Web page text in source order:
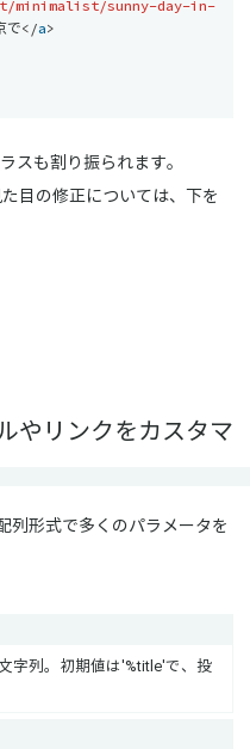
sunny-day-in-
で</a>
スも割り振られます。
目の修正については、下を
やリンクをカスタマ
列形式で多くのパラメータを
列。初期値は’%title’で、投